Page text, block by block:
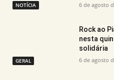
NOTÍCIA 6 de agosto
GERAL
Rock ao
nesta
solidária
6 de agosto